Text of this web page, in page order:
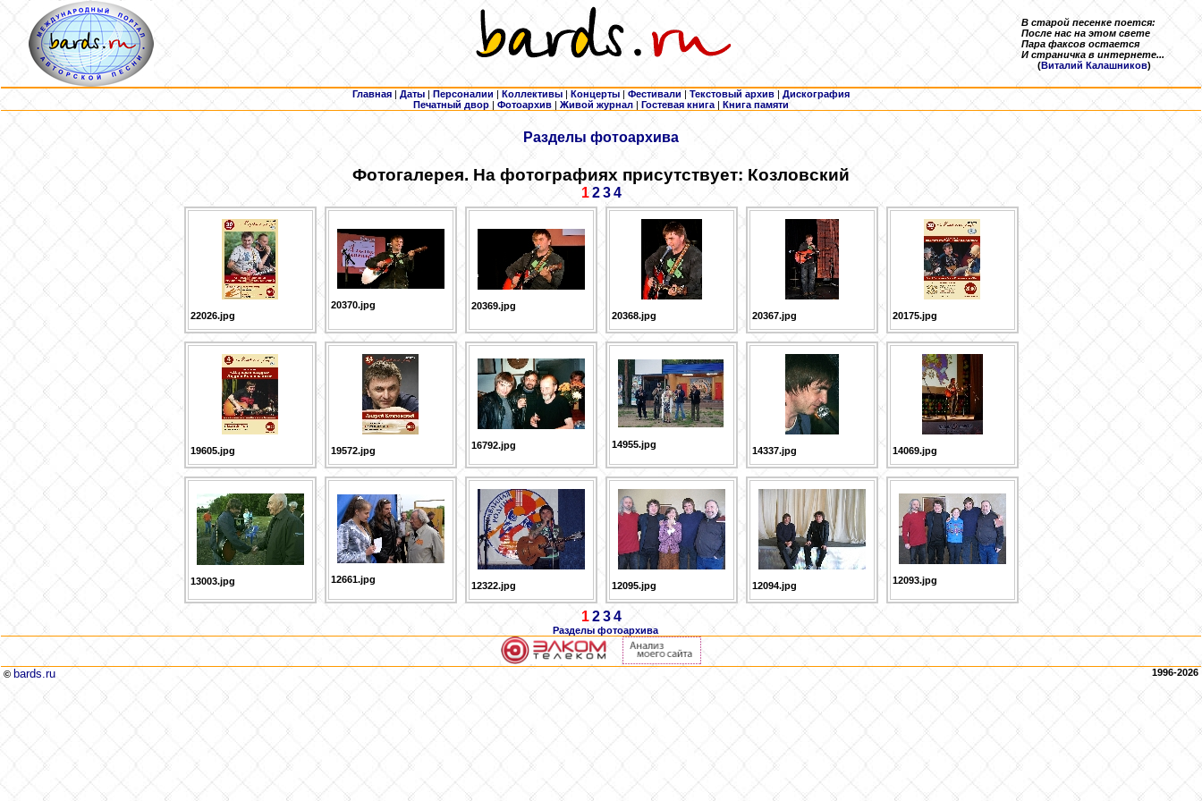
В старой песенке поется:
После нас на этом свете
Пара факсов остается
И страничка в интернете...
(Виталий Калашников)
Главная | Даты | Персоналии | Коллективы | Концерты | Фестивали | Текстовый архив | Дискография
Печатный двор | Фотоархив | Живой журнал |Гостевая книга | Книга памяти
Разделы фотоархива
Фотогалерея. На фотографиях присутствует: Козловский
12 3 4
22026.jpg
20370.jpg
20369.jpg
20368.jpg
20367.jpg 20175.jpg
19605.jpg 19572.jpg 16792.jpg 14955.jpg
14337.jpg 14069.jpg
13003.jpg 12661.jpg
12322.jpg 12095.jpg 12094.jpg 12093.jpg
1 2 3 4
Разделы фотоархива
© bards.ru 1996-2026